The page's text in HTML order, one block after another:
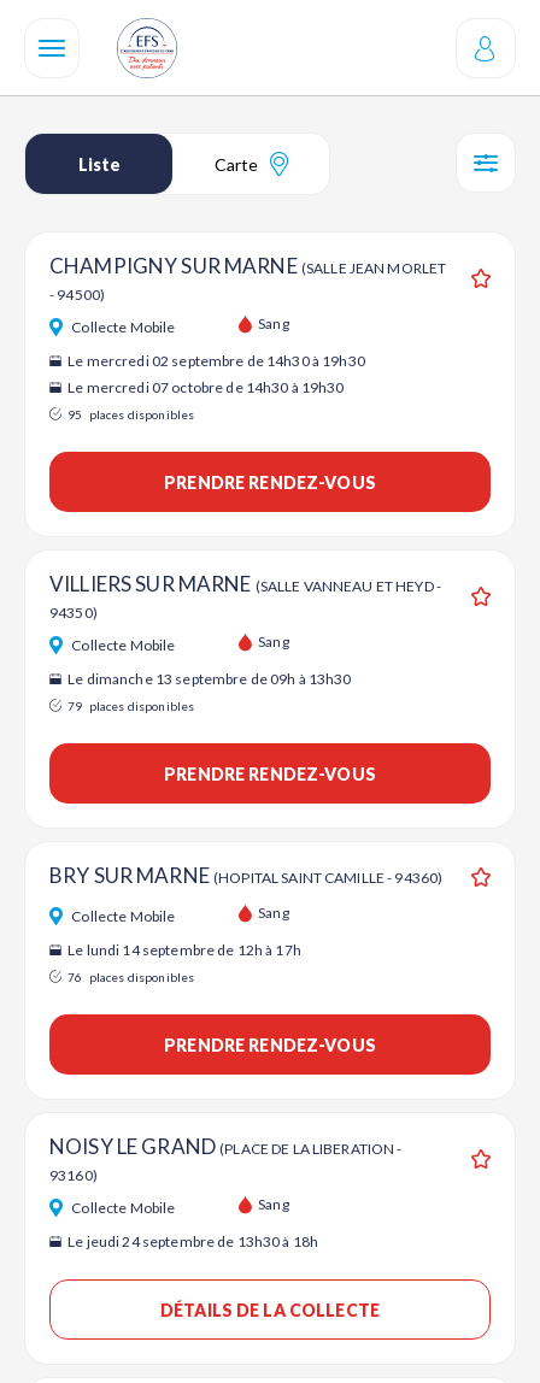
contenu
Liste Carte
CHAMPIGNY SUR MARNE (SALLE JEAN MORLET
- 94500)
Collecte Mobile Sang
Le mercredi 02 septembre de 14h30 à 19h30
Le mercredi 07 octobre de 14h30 à 19h30
95 places disponibles
PRENDRE RENDEZ-VOUS
VILLIERS SUR MARNE (SALLE VANNEAU ET HEYD -
94350)
Collecte Mobile Sang
Le dimanche 13 septembre de 09h à 13h30
79 places disponibles
PRENDRE RENDEZ-VOUS
BRY SUR MARNE (HOPITAL SAINT CAMILLE - 94360)
Collecte Mobile Sang
Le lundi 14 septembre de 12h à 17h
76 places disponibles
PRENDRE RENDEZ-VOUS
NOISY LE GRAND(PLACE DE LA LIBERATION -
93160)
Collecte Mobile Sang
Le jeudi 24 septembre de 13h30 à 18h
DÉTAILS DE LA COLLECTE